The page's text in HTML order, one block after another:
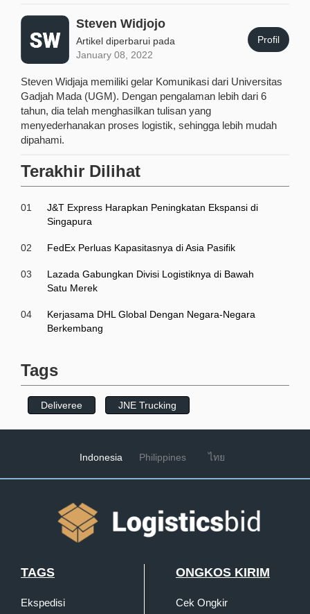
Steven Widjojo
Artikel diperbarui pada
January 08, 2022
Profil
Steven Widjaja memiliki gelar Komunikasi dari Universitas
Gadjah Mada (UGM). Dengan pengalaman lebih dari 6
tahun, dia telah menghasilkan tulisan yang
menyederhanakan proses logistik, sehingga lebih mudah
dipahami.
Terakhir Dilihat
01
J&T Express Harapkan Peningkatan Ekspansi di
Singapura
02 FedEx Perluas Kapasitasnya di Asia Pasifik
03
Lazada Gabungkan Divisi Logistiknya di Bawah
Satu Merek
04
Kerjasama DHL Global Dengan Negara-Negara
Berkembang
Tags
Deliveree JNE Trucking
Indonesia Philippines ไทย
TAGS
Ekspedisi
ONGKOS KIRIM
Cek Ongkir